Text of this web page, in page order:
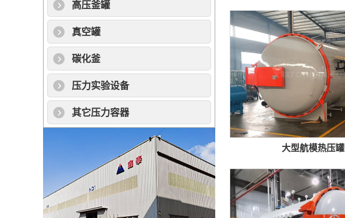
高压釜罐
真空罐
碳化釜
压力实验设备
其它压力容器
大型航模热压罐